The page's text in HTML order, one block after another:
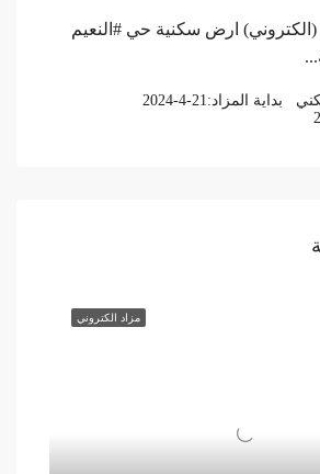
(الكتروني) ارض سكنية حي #النعيم
بداية المزاد: 2024-4-21
مزاد الكتروني